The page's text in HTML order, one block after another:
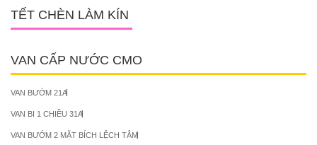
TẾT CHÈN LÀM KÍN
VAN CẤP NƯỚC CMO
VAN BƯỚM 21A
VAN BI 1 CHIỀU 31A
VAN BƯỚM 2 MẶT BÍCH LỆCH TÂM